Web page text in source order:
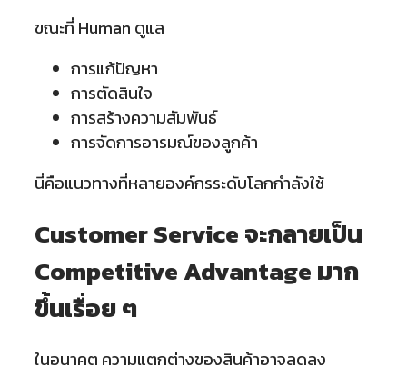
ขณะที่ Human ดูแล
การแก้ปัญหา
การตัดสินใจ
การสร้างความสัมพันธ์
การจัดการอารมณ์ของลูกค้า
นี่คือแนวทางที่หลายองค์กรระดับโลกกำลังใช้
Customer Service จะกลายเป็น
Competitive Advantage มาก
ขึ้นเรื่อย ๆ
ในอนาคต ความแตกต่างของสินค้าอาจลดลง